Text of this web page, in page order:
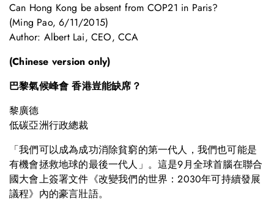
Can Hong Kong be absent from COP21 in Paris?
(Ming Pao, 6/11/2015)
Author: Albert Lai, CEO, CCA
(Chinese version only)
巴黎氣候峰會 香港豈能缺席？
黎廣德
低碳亞洲行政總裁
「我們可以成為成功消除貧窮的第一代人，我們也可能是
有機會拯救地球的最後一代人」。這是9月全球首腦在聯合
國大會上簽署文件《改變我們的世界：2030年可持續發展
議程》內的豪言壯語。